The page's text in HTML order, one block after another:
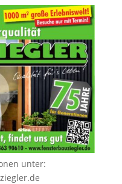
unter: